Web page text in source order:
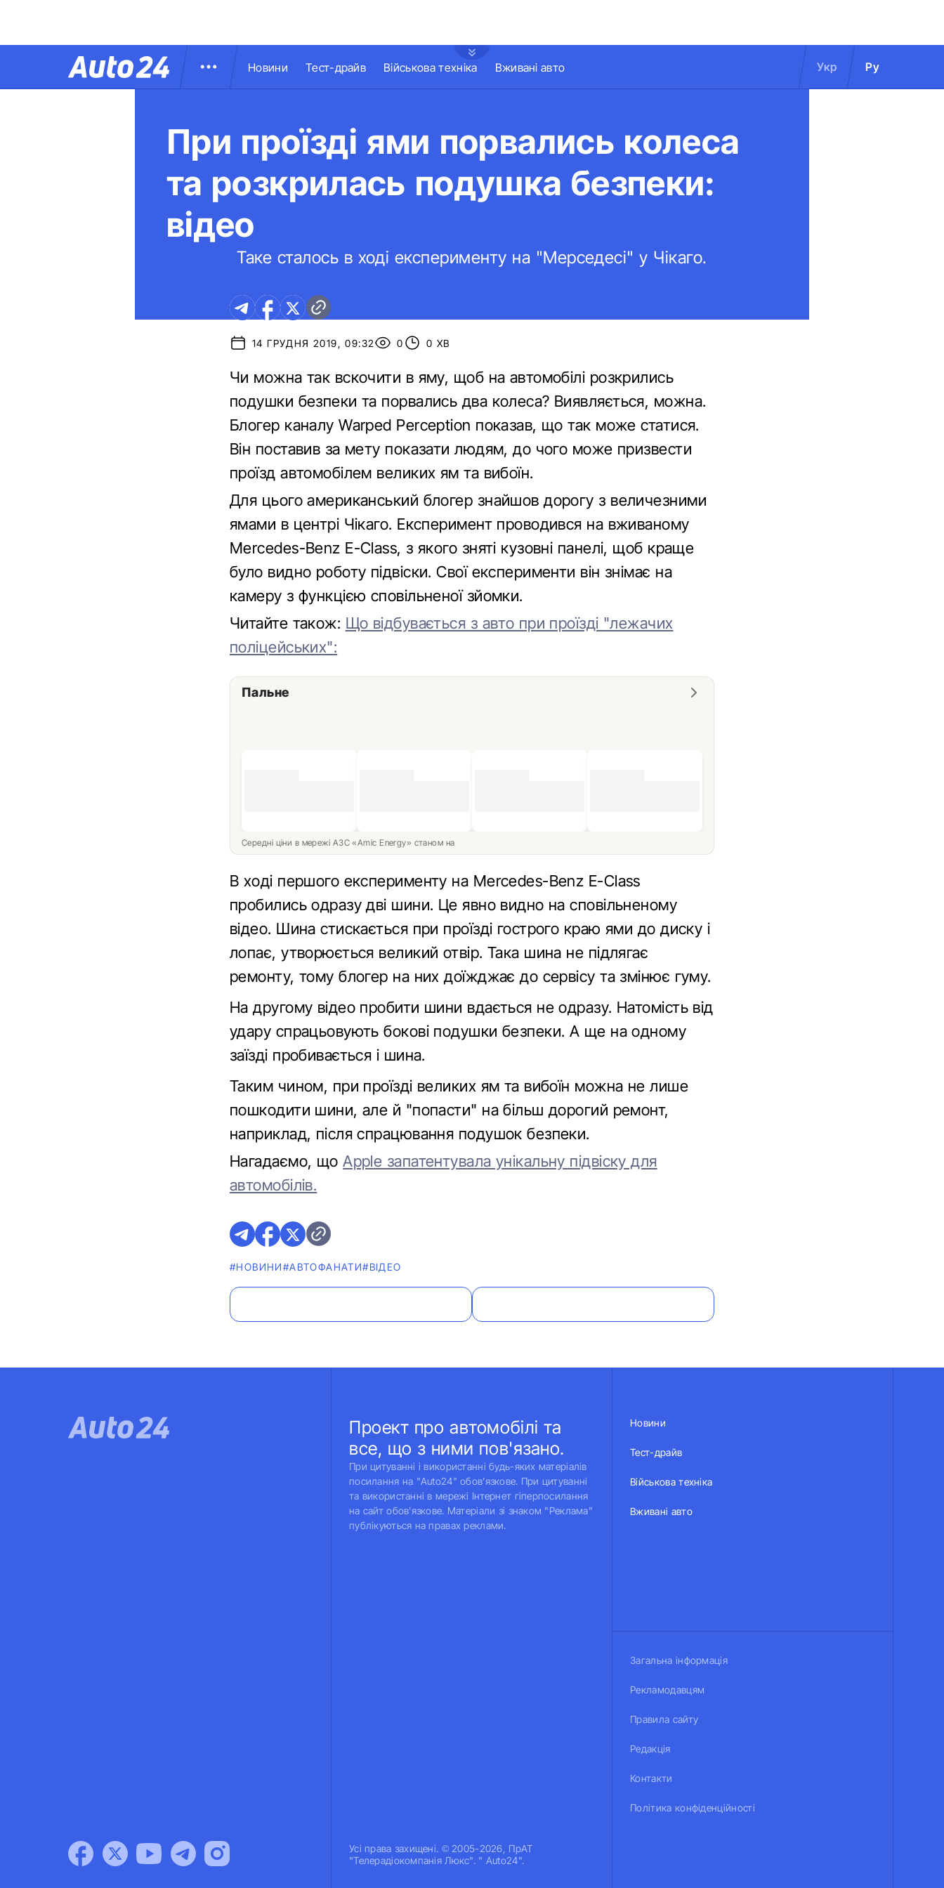
Новини Тест-драйв Військова техніка Вживані авто Укр Ру
При проїзді ями порвались колеса
та розкрилась подушка безпеки:
відео
Таке сталось в ході експерименту на "Мерседесі" у Чікаго.
14 ГРУДНЯ 2019, 09:32 0 0 ХВ
Чи можна так вскочити в яму, щоб на автомобілі розкрились
подушки безпеки та порвались два колеса? Виявляється, можна.
Блогер каналу Warped Perception показав, що так може статися.
Він поставив за мету показати людям, до чого може призвести
проїзд автомобілем великих ям та вибоїн.
Для цього американський блогер знайшов дорогу з величезними
ямами в центрі Чікаго. Експеримент проводився на вживаному
Mercedes-Benz E-Class, з якого зняті кузовні панелі, щоб краще
було видно роботу підвіски. Свої експерименти він знімає на
камеру з функцією сповільненої зйомки.
Читайте також: Що відбувається з авто при проїзді "лежачих
поліцейських":
Пальне
Середні ціни в мережі АЗС «Amic Energy» станом на
В ході першого експерименту на Mercedes-Benz E-Class
пробились одразу дві шини. Це явно видно на сповільненому
відео. Шина стискається при проїзді гострого краю ями до диску і
лопає, утворюється великий отвір. Така шина не підлягає
ремонту, тому блогер на них доїжджає до сервісу та змінює гуму.
На другому відео пробити шини вдається не одразу. Натомість від
удару спрацьовують бокові подушки безпеки. А ще на одному
заїзді пробивається і шина.
Таким чином, при проїзді великих ям та вибоїн можна не лише
пошкодити шини, але й "попасти" на більш дорогий ремонт,
наприклад, після спрацювання подушок безпеки.
Нагадаємо, щоApple запатентувала унікальну підвіску для
автомобілів.
#НОВИНИ#АВТОФАНАТИ#ВІДЕО
Проект про автомобілі та
все, що з ними пов'язано.
При цитуванні і використанні будь-яких матеріалів
посилання на "Auto24" обов'язкове. При цитуванні
та використанні в мережі Інтернет гіперпосилання
на сайт обов'язкове. Матеріали зі знаком "Реклама"
публікуються на правах реклами.
Усi права захищенi. © 2005-2026, ПрАТ
"Телерадіокомпанія Люкс". " Auto24".
Новини
Тест-драйв
Військова техніка
Вживані авто
Загальна інформація
Рекламодавцям
Правила сайту
Редакція
Контакти
Політика конфіденційності